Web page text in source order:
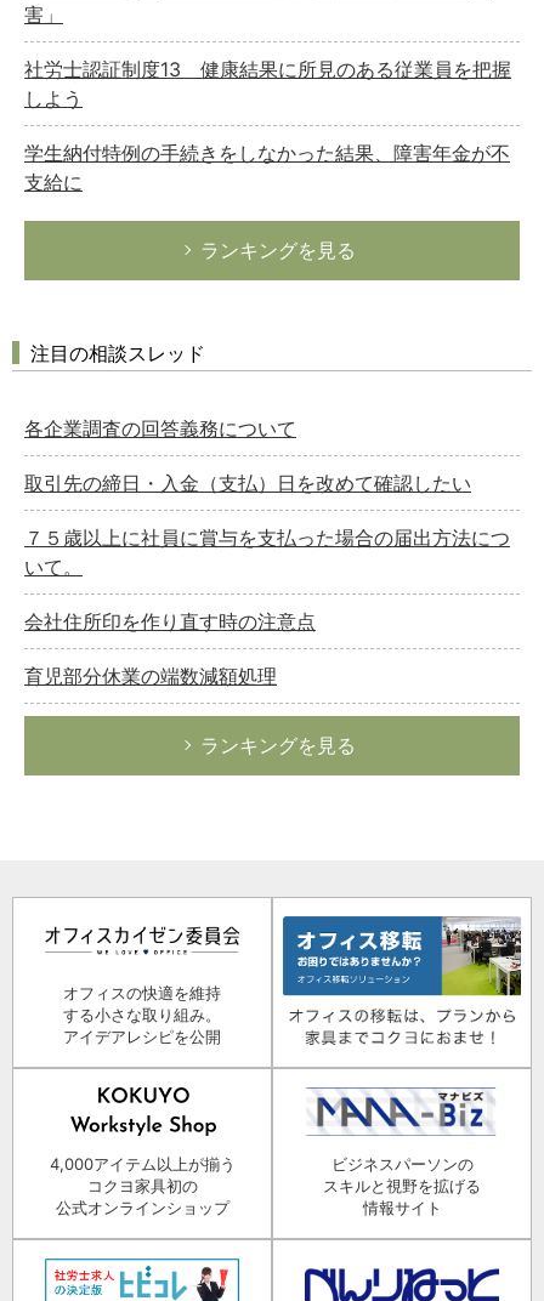
害」
社労士認証制度13 健康結果に所見のある従業員を把握
しよう
学生納付特例の手続きをしなかった結果、障害年金が不
支給に
ランキングを見る
注目の相談スレッド
各企業調査の回答義務について
取引先の締日・入金（支払）日を改めて確認したい
７５歳以上に社員に賞与を支払った場合の届出方法につ
いて。
会社住所印を作り直す時の注意点
育児部分休業の端数減額処理
ランキングを見る
オフィスの快適を維持
する小さな取り組み。
アイデアレシピを公開
4,000アイテム以上が揃う
コクヨ家具初の
公式オンラインショップ
ビジネスパーソンの
スキルと視野を拡げる
情報サイト